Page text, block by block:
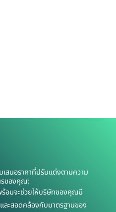
เสนอราคาที่ปรับแต่งตามความ
ของคุณ:
อมจะช่วยให้บริษัทของคุณมี
ะสอดคล้องกับมาตรฐานของ